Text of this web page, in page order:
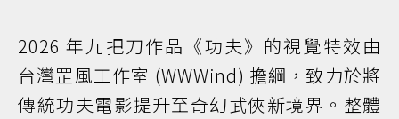
2026 年九把刀作品《功夫》的視覺特效由
台灣罡風工作室 (WWWind) 擔綱，致力於將
傳統功夫電影提升至奇幻武俠新境界。整體